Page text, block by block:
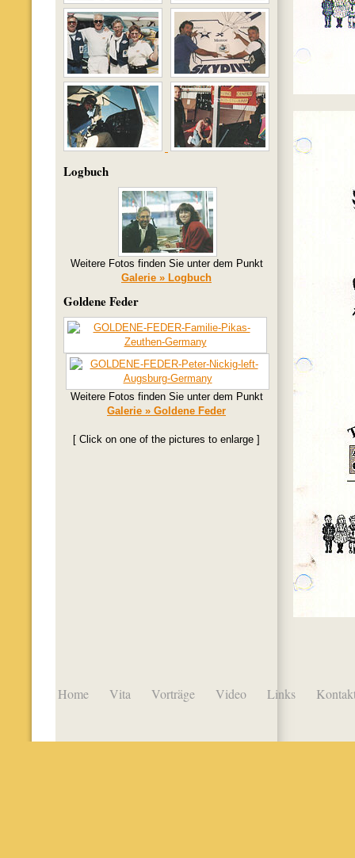
Logbuch
Weitere Fotos finden Sie unter dem Punkt
Galerie » Logbuch
Goldene Feder
Weitere Fotos finden Sie unter dem Punkt
Galerie » Goldene Feder
[ Click on one of the pictures to enlarge ]
Home Vita Vorträge Video Links